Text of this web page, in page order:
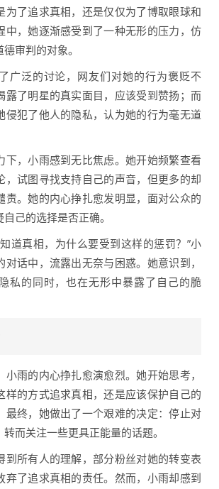
为了追求真相，还是仅仅为了博取眼球和
中，她逐渐感受到了一种无形的压力，仿
审判的对象。
广泛的讨论，网友们对她的行为褒贬不
露了明星的真实面目，应该受到赞扬；而
侵犯了他人的隐私，认为她的行为毫无道
下，小雨感到无比焦虑。她开始频繁查看
，试图寻找支持自己的声音，但更多的却
责。她的内心挣扎愈发明显，面对公众的
己的选择是否正确。
道真相，为什么要受到这样的惩罚？”小
话中，流露出无奈与困惑。她意识到，
私的同时，也在无形中暴露了自己的脆
小雨的内心挣扎愈演愈烈。她开始思考，
样的方式追求真相，还是应该保护自己的
最终，她做出了一个艰难的决定：停止对
而关注一些更具正能量的话题。
到所有人的理解，部分粉丝对她的转变表
弃了追求真相的责任。然而，小雨却感到